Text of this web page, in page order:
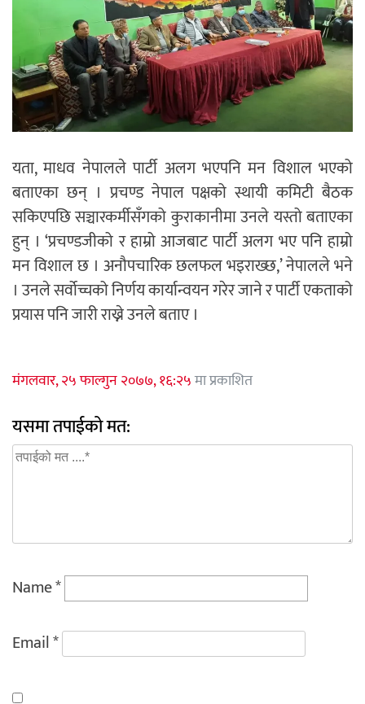
यता, माधव नेपालले पार्टी अलग भएपनि मन विशाल भएको
बताएका छन् । प्रचण्ड नेपाल पक्षको स्थायी कमिटी बैठक
सकिएपछि सञ्चारकर्मीसँगको कुराकानीमा उनले यस्तो बताएका
हुन् । ‘प्रचण्डजीको र हाम्रो आजबाट पार्टी अलग भए पनि हाम्रो
मन विशाल छ । अनौपचारिक छलफल भइराख्छ,’ नेपालले भने
। उनले सर्वोच्चको निर्णय कार्यान्वयन गरेर जाने र पार्टी एकताको
प्रयास पनि जारी राख्ने उनले बताए ।
मंगलवार, २५ फाल्गुन २०७७, १६:२५मा प्रकाशित
यसमा तपाईको मत:
Name*
Email*